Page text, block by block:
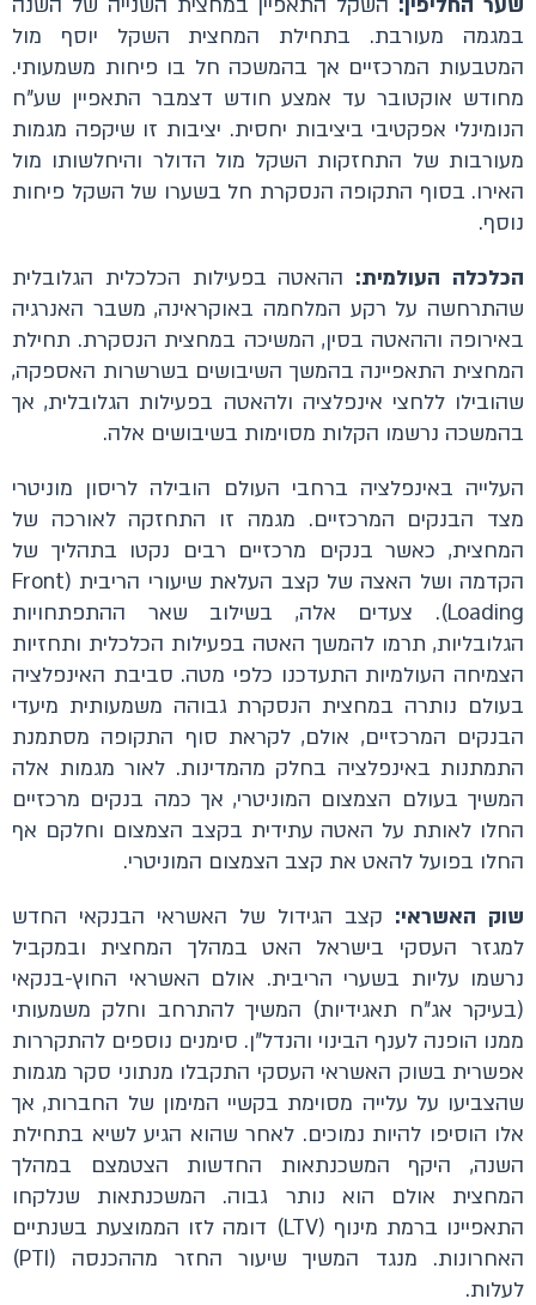
במגמה מעורבת. בתחילת המחצית השקל יוסף מול
המטבעות המרכזיים אך בהמשכה חל בו פיחות משמעותי.
מחודש אוקטובר עד אמצע חודש דצמבר התאפיין שע"ח
הנומינלי אפקטיבי ביציבות יחסית. יציבות זו שיקפה מגמות
מעורבות של התחזקות השקל מול הדולר והיחלשותו מול
האירו. בסוף התקופה הנסקרת חל בשערו של השקל פיחות
נוסף.
הכלכלה העולמית: ההאטה בפעילות הכלכלית הגלובלית
שהתרחשה על רקע המלחמה באוקראינה, משבר האנרגיה
באירופה וההאטה בסין, המשיכה במחצית הנסקרת. תחילת
המחצית התאפיינה בהמשך השיבושים בשרשרות האספקה,
שהובילו ללחצי אינפלציה ולהאטה בפעילות הגלובלית, אך
בהמשכה נרשמו הקלות מסוימות בשיבושים אלה.
העלייה באינפלציה ברחבי העולם הובילה לריסון מוניטרי
מצד הבנקים המרכזיים. מגמה זו התחזקה לאורכה של
המחצית, כאשר בנקים מרכזיים רבים נקטו בתהליך של
הקדמה ושל האצה של קצב העלאת שיעורי הריבית (Front
Loading). צעדים אלה, בשילוב שאר ההתפתחויות
הגלובליות, תרמו להמשך האטה בפעילות הכלכלית ותחזיות
הצמיחה העולמיות התעדכנו כלפי מטה. סביבת האינפלציה
בעולם נותרה במחצית הנסקרת גבוהה משמעותית מיעדי
הבנקים המרכזיים, אולם, לקראת סוף התקופה מסתמנת
התמתנות באינפלציה בחלק מהמדינות. לאור מגמות אלה
המשיך בעולם הצמצום המוניטרי, אך כמה בנקים מרכזיים
החלו לאותת על האטה עתידית בקצב הצמצום וחלקם אף
החלו בפועל להאט את קצב הצמצום המוניטרי.
שוק האשראי: קצב הגידול של האשראי הבנקאי החדש
למגזר העסקי בישראל האט במהלך המחצית ובמקביל
נרשמו עליות בשערי הריבית. אולם האשראי החוץ-בנקאי
(בעיקר אג"ח תאגידיות) המשיך להתרחב וחלק משמעותי
ממנו הופנה לענף הבינוי והנדל"ן. סימנים נוספים להתקררות
אפשרית בשוק האשראי העסקי התקבלו מנתוני סקר מגמות
שהצביעו על עלייה מסוימת בקשיי המימון של החברות, אך
אלו הוסיפו להיות נמוכים. לאחר שהוא הגיע לשיא בתחילת
השנה, היקף המשכנתאות החדשות הצטמצם במהלך
המחצית אולם הוא נותר גבוה. המשכנתאות שנלקחו
התאפיינו ברמת מינוף (LTV) דומה לזו הממוצעת בשנתיים
האחרונות. מנגד המשיך שיעור החזר מההכנסה (PTI)
לעלות.